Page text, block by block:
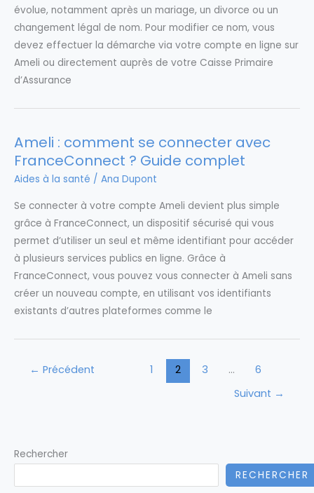
évolue, notamment après un mariage, un divorce ou un
changement légal de nom. Pour modifier ce nom, vous
devez effectuer la démarche via votre compte en ligne sur
Ameli ou directement auprès de votre Caisse Primaire
d’Assurance
Ameli : comment se connecter avec
FranceConnect ? Guide complet
Aides à la santé / Ana Dupont
Se connecter à votre compte Ameli devient plus simple
grâce à FranceConnect, un dispositif sécurisé qui vous
permet d’utiliser un seul et même identifiant pour accéder
à plusieurs services publics en ligne. Grâce à
FranceConnect, vous pouvez vous connecter à Ameli sans
créer un nouveau compte, en utilisant vos identifiants
existants d’autres plateformes comme le
← Précédent 1 2 3 …
6
Suivant →
Rechercher
RECHERCHER